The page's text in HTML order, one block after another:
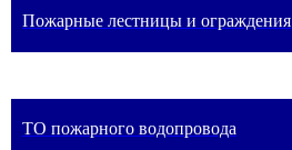
Пожарные лестницы и ограждения
ТО пожарного водопровода